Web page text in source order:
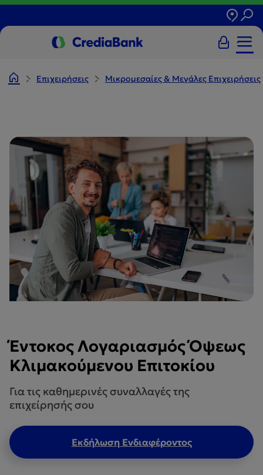
Επιχειρήσεις Μικρομεσαίες & Μεγάλες Επιχειρήσεις
Έντοκος Λογαριασμός Όψεως
Κλιμακούμενου Επιτοκίου
Για τις καθημερινές συναλλαγές της
επιχείρησής σου
Εκδήλωση Ενδιαφέροντος